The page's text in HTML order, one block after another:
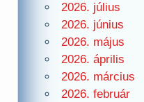
2026. július
2026. június
2026. május
2026. április
2026. március
2026. február